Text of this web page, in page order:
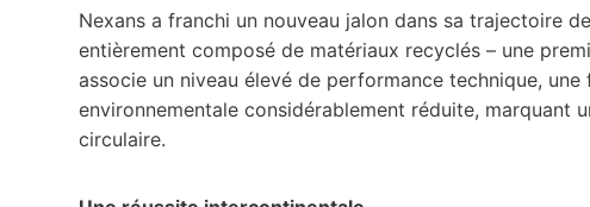
Nexans a franchi un nouveau jalon dans sa trajectoire
entièrement composé de matériaux recyclés – une
associe un niveau élevé de performance technique,
environnementale considérablement réduite, marquant
circulaire.